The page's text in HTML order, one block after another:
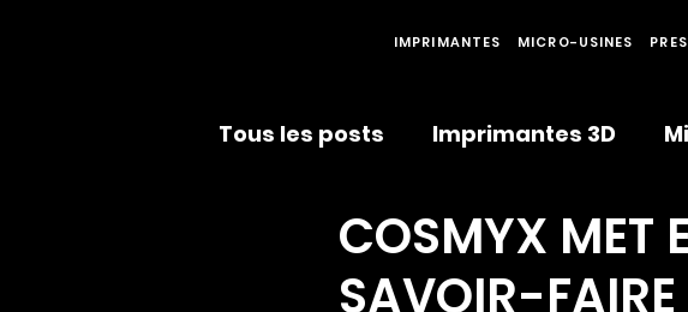
IMPRIMANTES MICRO-USINES
Tous les posts Imprimantes 3D
Partenariats Récompenses
COSMYX MET
SAVOIR-FAIRE